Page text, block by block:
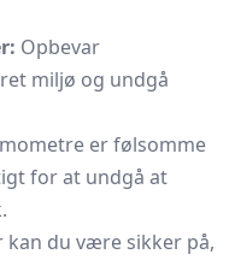
Opbevar
miljø og undgå
er følsomme
for at undgå at
kan du være sikker på,